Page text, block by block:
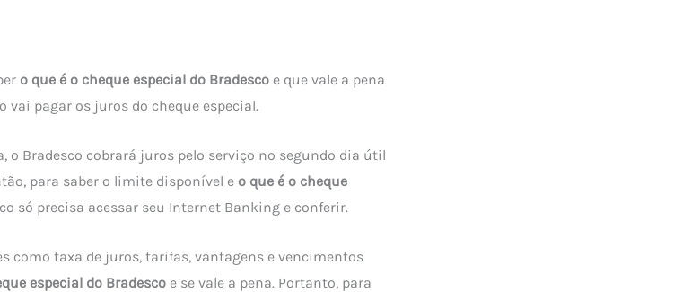
o que é o cheque especial do Bradesco e que vale a pena
vai pagar os juros do cheque especial.
o Bradesco cobrará juros pelo serviço no segundo dia útil
para saber o limite disponível e o que é o cheque
só precisa acessar seu Internet Banking e conferir.
como taxa de juros, tarifas, vantagens e vencimentos
especial do Bradesco e se vale a pena. Portanto, para